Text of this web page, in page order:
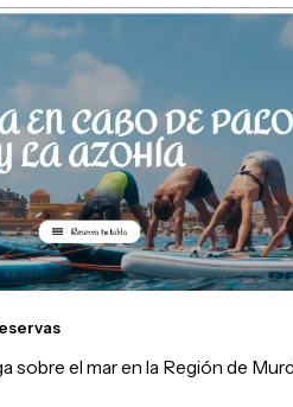
sobre el mar en la Región de